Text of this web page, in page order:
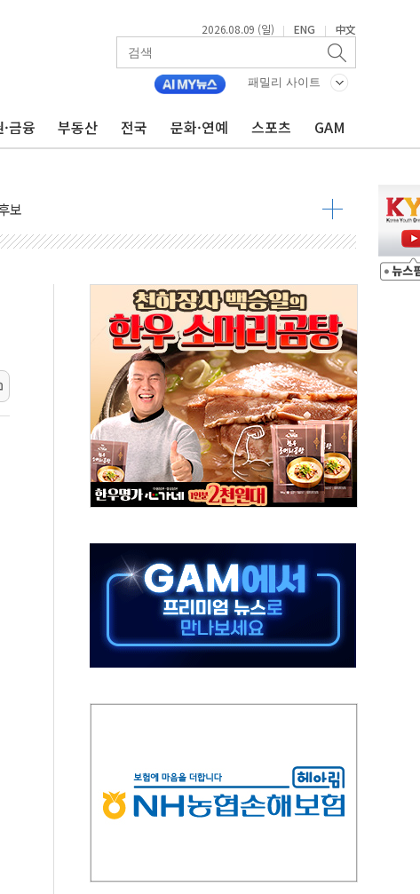
2026.08.09 (일) | ENG | 中文
패밀리 사이트
금융 부동산 전국 문화·연예 스포츠 GAM
투입…고수온 양식장 복구·지원 '총력'
'산사태 주의보'...경북도, 호우 피해·통제구간 없어
차 재역전 성공...金 45.42% vs 鄭 44.56%
길·정청래·김민석 당대표 후보
보
발표...김민석 45.09% 정청래 43.27% 송영길 11.63%
과 발표...김민석 52.64% 정청래 39.89% 송영길 7.47%
(8.10~8.14)
작…공습 한계·탄약 부족 현실화
대 50㎜ 폭우…강원 동해안 강한 비 이어져
대 환경미화원 수거차에 치여 사망
난동…60대 남성 2명 숨져
해 보는 일 없게"…'결혼 페널티' 22개 과제 손본다
터보트 전복…1명 사망·1명 실종
림의 날 참석..."국제적 시민 연대로 목소리 내야"
기 살해 10대 아들 체포
' 받아친 정청래…제주 연설서 신경전 고조